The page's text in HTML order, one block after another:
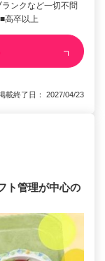
ンクなど一切不問
高卒以上
終了日： 2027/04/23
ト管理が中心の